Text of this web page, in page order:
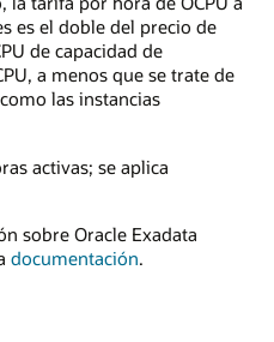
es el doble del precio de
de capacidad de
a menos que se trate de
las instancias
activas; se aplica
sobre Oracle Exadata
documentación.